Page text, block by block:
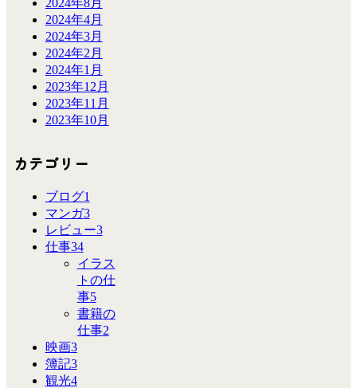
2024年8月
2024年4月
2024年3月
2024年2月
2024年1月
2023年12月
2023年11月
2023年10月
カテゴリー
ブログ1
マンガ3
レビュー3
仕事34
イラス
トの仕
事5
書籍の
仕事2
映画3
簿記3
観光4